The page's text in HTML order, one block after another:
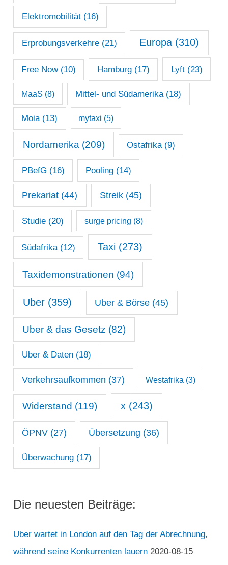
Elektromobilität(16)
Erprobungsverkehre(21) Europa(310)
Free Now(10) Hamburg(17) Lyft(23)
MaaS (8) Mittel- und Südamerika(18)
Moia(13) mytaxi (5)
Nordamerika (209) Ostafrika (9)
PBefG (16) Pooling (14)
Prekariat (44) Streik(45)
Studie(20) surge pricing (8)
Südafrika(12) Taxi (273)
Taxidemonstrationen (94)
Uber (359) Uber & Börse (45)
Uber & das Gesetz (82)
Uber & Daten(18)
Verkehrsaufkommen (37) Westafrika (3)
Widerstand (119) x(243)
ÖPNV(27) Übersetzung (36)
Überwachung(17)
Die neuesten Beiträge:
Uber wartet in London auf den Tag der Abrechnung,
während seine Konkurrenten lauern 2020-08-15